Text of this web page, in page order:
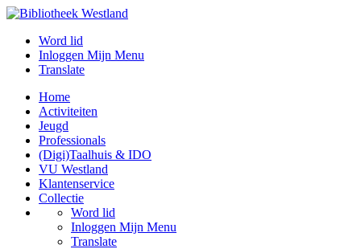
Word lid
Inloggen Mijn Menu
Translate
Home
Activiteiten
Jeugd
Professionals
(Digi)Taalhuis & IDO
VU Westland
Klantenservice
Collectie
Word lid
Inloggen Mijn Menu
Translate